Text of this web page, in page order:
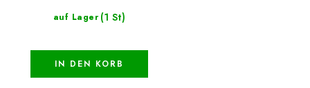
auf Lager (1 St)
IN DEN KORB